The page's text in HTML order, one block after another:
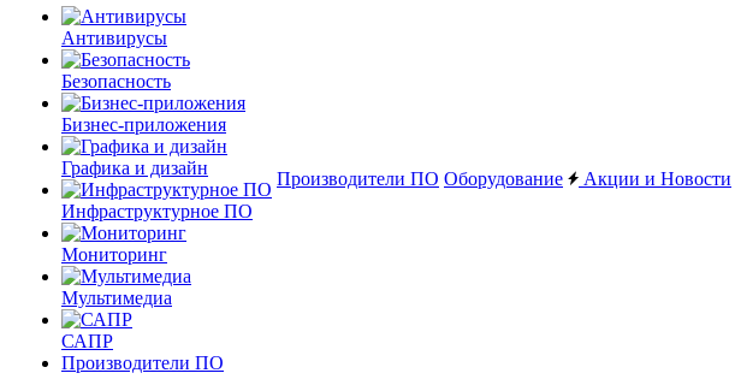
Антивирусы
Безопасность
Бизнес-приложения
Графика и дизайн
Инфраструктурное ПО
Мониторинг
Мультимедиа
САПР
Производители ПО
Производители ПО Оборудование Акции и Новости